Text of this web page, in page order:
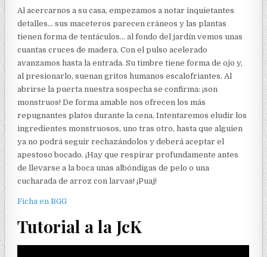
Al acercarnos a su casa, empezamos a notar inquietantes
detalles… sus maceteros parecen cráneos y las plantas
tienen forma de tentáculos… al fondo del jardín vemos unas
cuantas cruces de madera. Con el pulso acelerado
avanzamos hasta la entrada. Su timbre tiene forma de ojo y,
al presionarlo, suenan gritos humanos escalofriantes. Al
abrirse la puerta nuestra sospecha se confirma: ¡son
monstruos! De forma amable nos ofrecen los más
repugnantes platos durante la cena. Intentaremos eludir los
ingredientes monstruosos, uno tras otro, hasta que alguien
ya no podrá seguir rechazándolos y deberá aceptar el
apestoso bocado. ¡Hay que respirar profundamente antes
de llevarse a la boca unas albóndigas de pelo o una
cucharada de arroz con larvas! ¡Puaj!
Ficha en BGG
Tutorial a la JcK